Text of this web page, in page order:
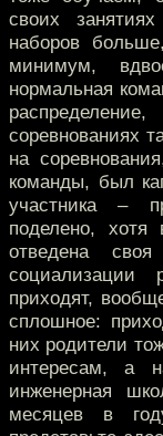
своих
наборов
минимум,
нормальная
соревнованиях
на
команды, был
участника –
поделено,
отведена
приходят,
сплошное:
них родители
интересам, а
инженерная
месяцев в